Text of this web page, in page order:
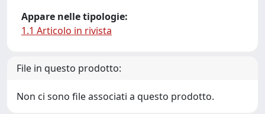
Appare nelle tipologie:
1.1 Articolo in rivista
File in questo prodotto:
Non ci sono file associati a questo prodotto.